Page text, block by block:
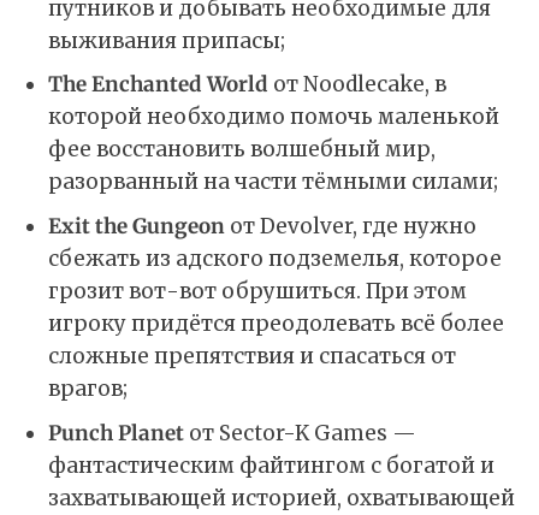
путников и добывать необходимые для
выживания припасы;
The Enchanted World от Noodlecake, в
которой необходимо помочь маленькой
фее восстановить волшебный мир,
разорванный на части тёмными силами;
Exit the Gungeonот Devolver, где нужно
сбежать из адского подземелья, которое
грозит вот-вот обрушиться. При этом
игроку придётся преодолевать всё более
сложные препятствия и спасаться от
врагов;
Punch Planetот Sector-K Games —
фантастическим файтингом с богатой и
захватывающей историей, охватывающей